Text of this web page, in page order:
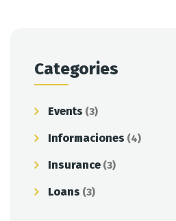
Categories
Events (3)
Informaciones (4)
Insurance (3)
Loans (3)